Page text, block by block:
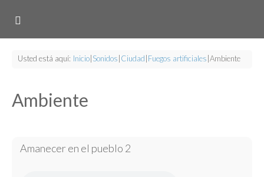
Usted está aquí: Inicio Sonidos Ciudad Fuegos artificiales Ambiente
Ambiente
Amanecer en el pueblo 2